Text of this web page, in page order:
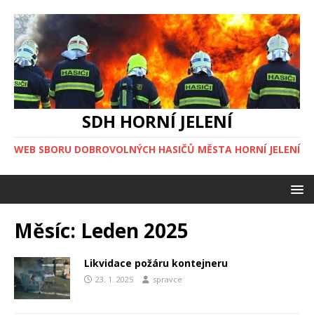
SDH HORNÍ JELENÍ
WEB SBORU DOBROVOLNÝCH HASIČŮ MĚSTA HORNÍ JELENÍ
Měsíc: Leden 2025
Likvidace požáru kontejneru
23. 1. 2025 spravce